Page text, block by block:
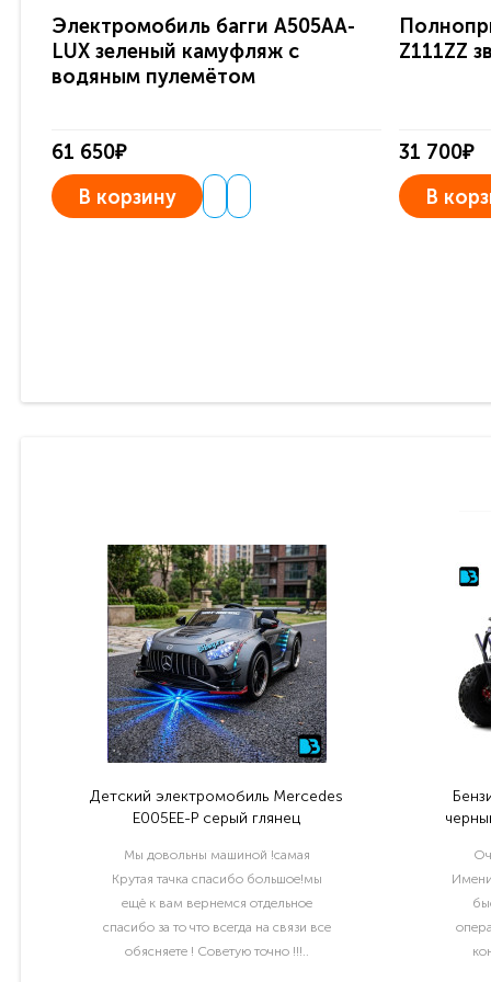
Электромобиль багги A505AA-
LUX зеленый камуфляж с
водяным пулемётом
61 650₽
В корзину
Z111ZZ
31 700₽
В
Детский электромобиль Mercedes
E005EE-P серый глянец
Мы довольны машиной !самая
Крутая тачка спасибо большое!мы
ещё к вам вернемся отдельное
спасибо за то что всегда на связи все
обясняете ! Советую точно !!!..